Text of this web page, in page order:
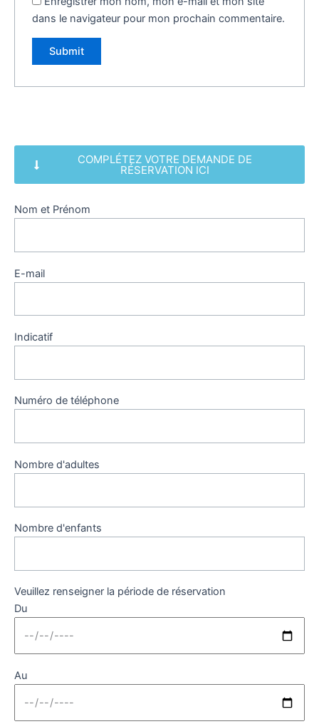
dans le navigateur pour mon prochain commentaire.
COMPLÉTEZ VOTRE DEMANDE DE
RÉSERVATION ICI
Nom et Prénom
E-mail
Indicatif
Numéro de téléphone
Nombre d'adultes
Nombre d'enfants
Veuillez renseigner la période de réservation
Du
Au